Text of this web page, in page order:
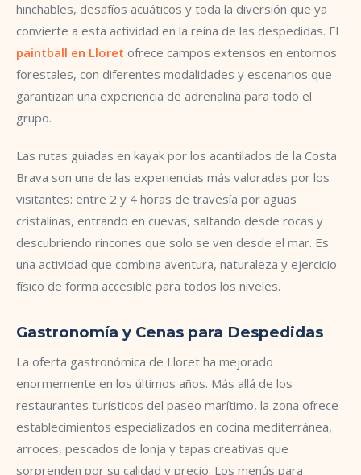
hinchables, desafíos acuáticos y toda la diversión que ya
convierte a esta actividad en la reina de las despedidas. El
paintball en Lloret ofrece campos extensos en entornos
forestales, con diferentes modalidades y escenarios que
garantizan una experiencia de adrenalina para todo el
grupo.
Las rutas guiadas en kayak por los acantilados de la Costa
Brava son una de las experiencias más valoradas por los
visitantes: entre 2 y 4 horas de travesía por aguas
cristalinas, entrando en cuevas, saltando desde rocas y
descubriendo rincones que solo se ven desde el mar. Es
una actividad que combina aventura, naturaleza y ejercicio
físico de forma accesible para todos los niveles.
Gastronomía y Cenas para Despedidas
La oferta gastronómica de Lloret ha mejorado
enormemente en los últimos años. Más allá de los
restaurantes turísticos del paseo marítimo, la zona ofrece
establecimientos especializados en cocina mediterránea,
arroces, pescados de lonja y tapas creativas que
sorprenden por su calidad y precio. Los menús para